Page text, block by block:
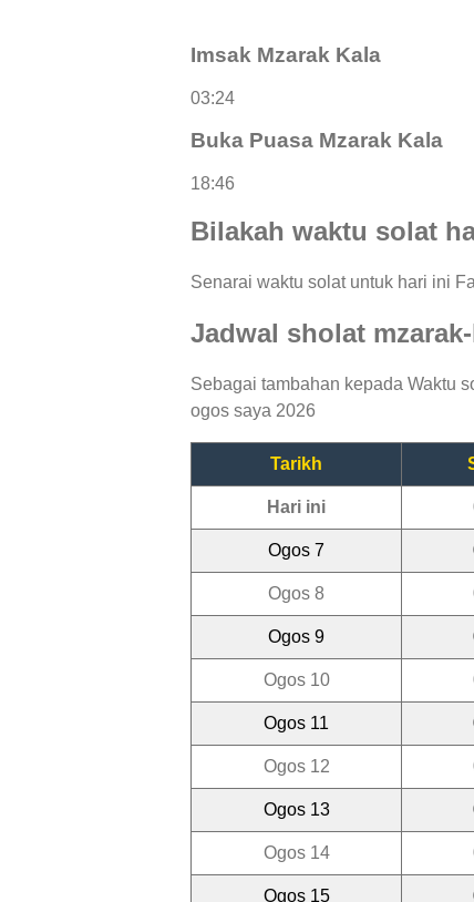
Imsak Mzarak Kala
03:24
Buka Puasa Mzarak Kala
18:46
Bilakah waktu solat
Senarai waktu solat untuk hari ini
Jadwal sholat
Sebagai tambahan kepada Waktu
ogos saya 2026
Tarikh
Hari ini
Ogos 7
Ogos 8
Ogos 9
Ogos 10
Ogos 11
Ogos 12
Ogos 13
Ogos 14
Ogos 15